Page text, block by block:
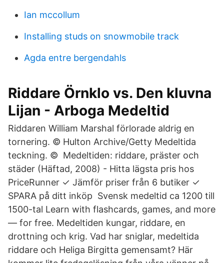
Ian mccollum
Installing studs on snowmobile track
Agda entre bergendahls
Riddare Örnklo vs. Den kluvna
Lijan - Arboga Medeltid
Riddaren William Marshal förlorade aldrig en
tornering. © Hulton Archive/Getty Medeltida
teckning. © Medeltiden: riddare, präster och
städer (Häftad, 2008) - Hitta lägsta pris hos
PriceRunner ✓ Jämför priser från 6 butiker ✓
SPARA på ditt inköp Svensk medeltid ca 1200 till
1500-tal Learn with flashcards, games, and more
— for free. Medeltiden kungar, riddare, en
drottning och krig. Vad har sniglar, medeltida
riddare och Heliga Birgitta gemensamt? Här